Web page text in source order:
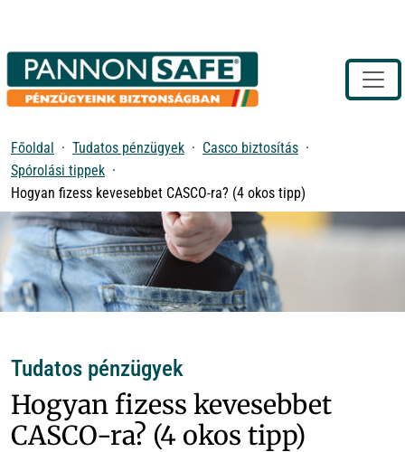
Főoldal Tudatos pénzügyek
Casco biztosítás
Spórolási tippek
Hogyan fizess kevesebbet CASCO-ra? (4 okos tipp)
Tudatos pénzügyek
Hogyan fizess kevesebbet
CASCO-ra? (4 okos tipp)